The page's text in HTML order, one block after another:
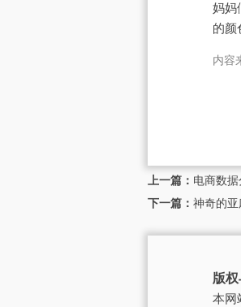
妈妈
的颜
内容
上一篇： 电商数
下一篇： 神奇的亚
版权
本网